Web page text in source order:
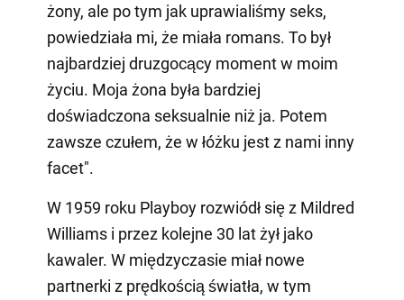
żony, ale po tym jak uprawialiśmy seks,
powiedziała mi, że miała romans. To był
najbardziej druzgocący moment w moim
życiu. Moja żona była bardziej
doświadczona seksualnie niż ja. Potem
zawsze czułem, że w łóżku jest z nami inny
facet".
W 1959 roku Playboy rozwiódł się z Mildred
Williams i przez kolejne 30 lat żył jako
kawaler. W międzyczasie miał nowe
partnerki z prędkością światła, w tym